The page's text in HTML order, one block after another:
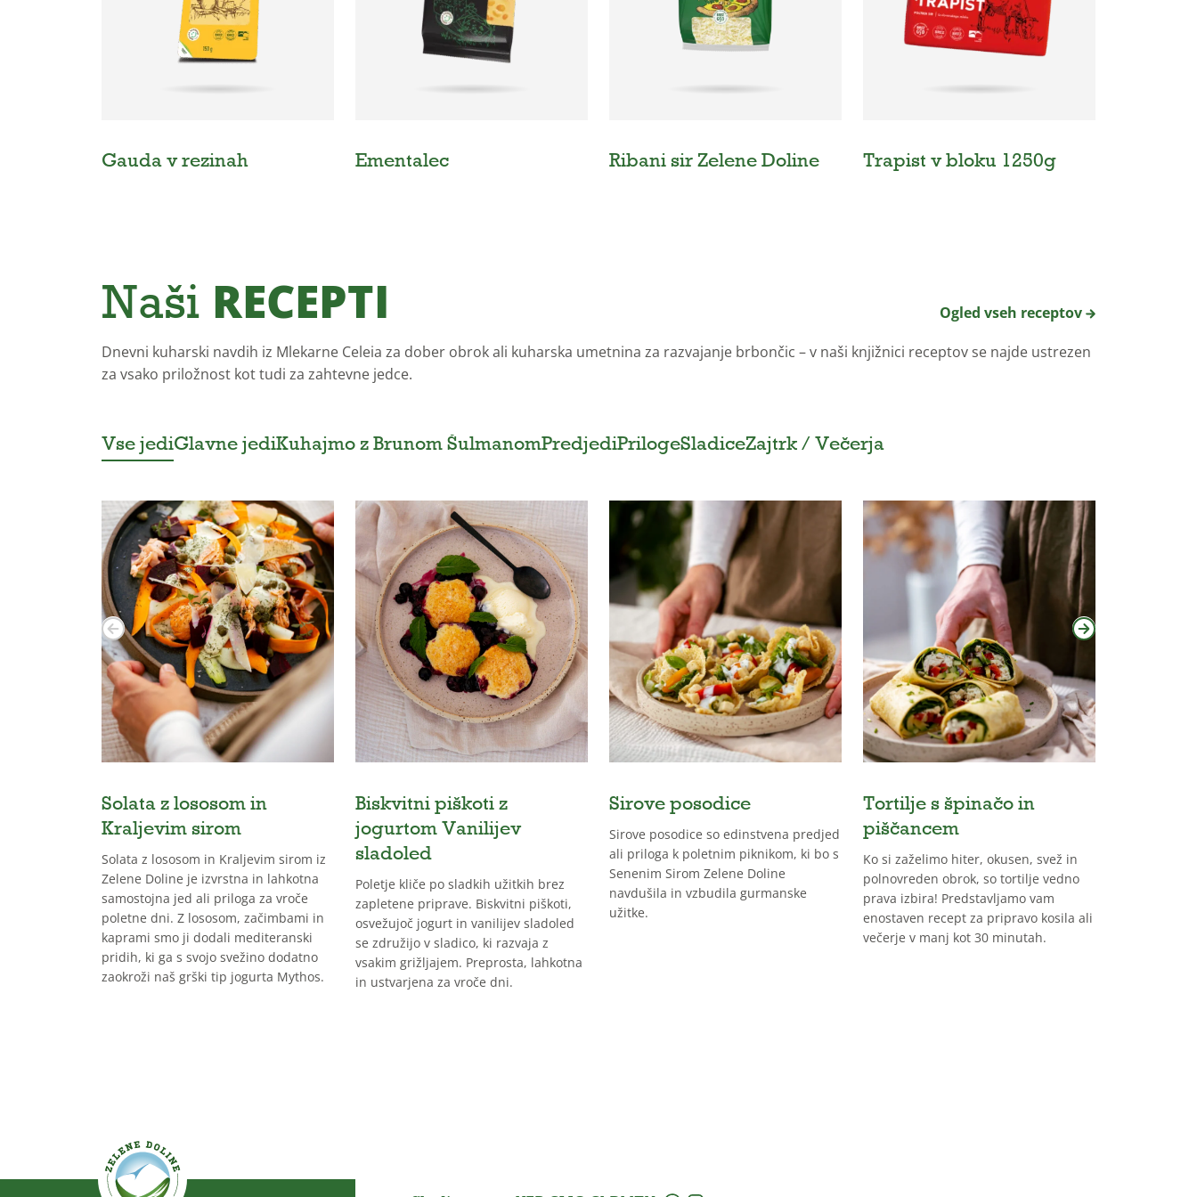
Gauda v rezinah Ementalec Ribani sir Zelene Doline Trapist v bloku 1250g
Naši RECEPTI
Ogled vseh receptov
Dnevni kuharski navdih iz Mlekarne Celeia za dober obrok ali kuharska umetnina za razvajanje brbončic – v naši knjižnici receptov se najde ustrezen
za vsako priložnost kot tudi za zahtevne jedce.
Vse jediGlavne jediKuhajmo z Brunom ŠulmanomPredjediPrilogeSladiceZajtrk / Večerja
Solata z lososom in
Kraljevim sirom
Solata z lososom in Kraljevim sirom iz
Zelene Doline je izvrstna in lahkotna
samostojna jed ali priloga za vroče
poletne dni. Z lososom, začimbami in
kaprami smo ji dodali mediteranski
pridih, ki ga s svojo svežino dodatno
zaokroži naš grški tip jogurta Mythos.
Biskvitni piškoti z
jogurtom Vanilijev
sladoled
Poletje kliče po sladkih užitkih brez
zapletene priprave. Biskvitni piškoti,
osvežujoč jogurt in vanilijev sladoled
se združijo v sladico, ki razvaja z
vsakim grižljajem. Preprosta, lahkotna
in ustvarjena za vroče dni.
Sirove posodice
Sirove posodice so edinstvena predjed
ali priloga k poletnim piknikom, ki bo s
Senenim Sirom Zelene Doline
navdušila in vzbudila gurmanske
užitke.
Tortilje s špinačo in
piščancem
Ko si zaželimo hiter, okusen, svež in
polnovreden obrok, so tortilje vedno
prava izbira! Predstavljamo vam
enostaven recept za pripravo kosila ali
večerje v manj kot 30 minutah.